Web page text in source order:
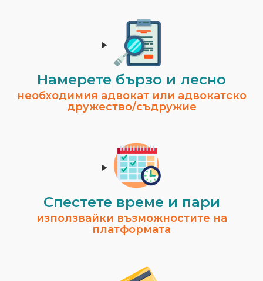
Намерете бързо и лесно
необходимия адвокат или адвокатско
дружество/съдружие
Спестeте време и пари
използвайки възможностите на
платформата